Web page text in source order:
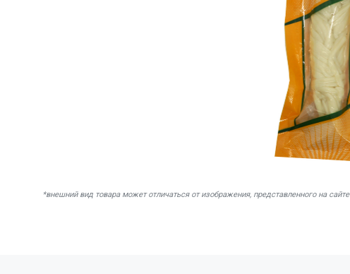
*внешний вид товара может отличаться от изображения, представленного на сайте